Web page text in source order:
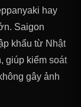
hay
Saigon
khẩu từ Nhật
giúp kiểm soát
gây ảnh